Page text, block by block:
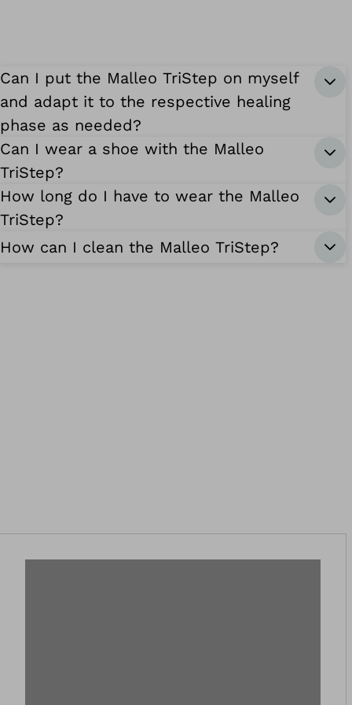
Can I put the Malleo TriStep on myself
and adapt it to the respective healing
phase as needed?
Can I wear a shoe with the Malleo
TriStep?
How long do I have to wear the Malleo
TriStep?
How can I clean the Malleo TriStep?